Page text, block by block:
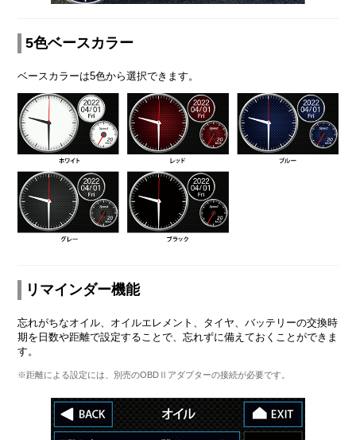
5色ベースカラー
ベースカラーは5色から選択できます。
リマインダー機能
忘れがちなオイル、オイルエレメント、タイヤ、バッテリーの交換時
期を日数や距離で設定することで、忘れずに備えておくことができま
す。
※距離による設定には、別売のOBDⅡアダプターの接続が必要です。